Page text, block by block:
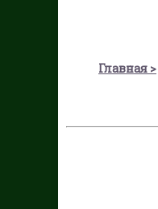
Главная